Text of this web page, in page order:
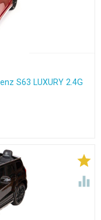
S63 LUXURY 2.4G

